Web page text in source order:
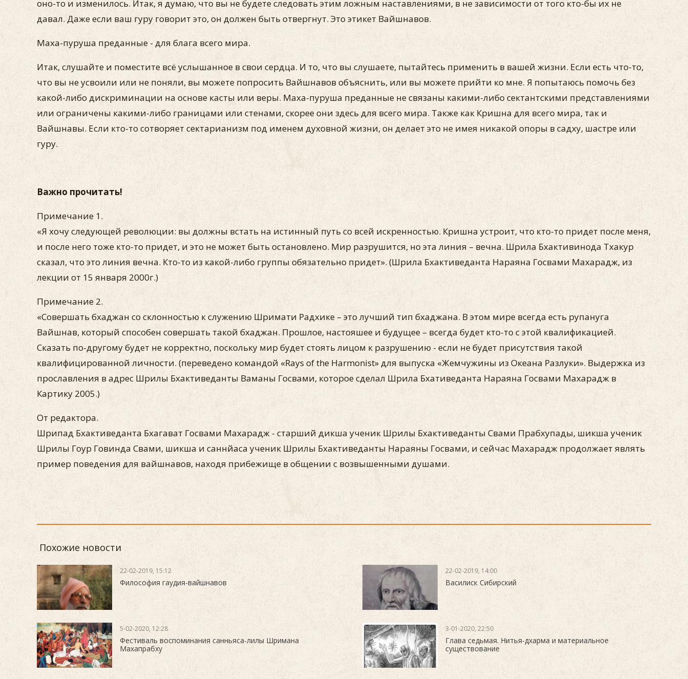
оно-то и изменилось. Итак, я думаю, что вы не будете следовать этим ложным наставлениями, в не зависимости от того кто-бы их не
давал. Даже если ваш гуру говорит это, он должен быть отвергнут. Это этикет Вайшнавов.
Маха-пуруша преданные - для блага всего мира.
Итак, слушайте и поместите всё услышанное в свои сердца. И то, что вы слушаете, пытайтесь применить в вашей жизни. Если есть что-то,
что вы не усвоили или не поняли, вы можете попросить Вайшнавов объяснить, или вы можете прийти ко мне. Я попытаюсь помочь без
какой-либо дискриминации на основе касты или веры. Маха-пуруша преданные не связаны какими-либо сектантскими представлениями
или ограничены какими-либо границами или стенами, скорее они здесь для всего мира. Также как Кришна для всего мира, так и
Вайшнавы. Если кто-то сотворяет сектарианизм под именем духовной жизни, он делает это не имея никакой опоры в садху, шастре или
гуру.
Важно прочитать!
Примечание 1.
«Я хочу следующей революции: вы должны встать на истинный путь со всей искренностью. Кришна устроит, что кто-то придет после меня,
и после него тоже кто-то придет, и это не может быть остановлено. Мир разрушится, но эта линия – вечна. Шрила Бхактивинода Тхакур
сказал, что это линия вечна. Кто-то из какой-либо группы обязательно придет». (Шрила Бхактиведанта Нараяна Госвами Махарадж, из
лекции от 15 января 2000г.)
Примечание 2.
«Совершать бхаджан со склонностью к служению Шримати Радхике – это лучший тип бхаджана. В этом мире всегда есть рупануга
Вайшнав, который способен совершать такой бхаджан. Прошлое, настояшее и будущее – всегда будет кто-то с этой квалификацией.
Сказать по-другому будет не корректно, поскольку мир будет стоять лицом к разрушению - если не будет присутствия такой
квалифицированной личности. (переведено командой «Rays of the Harmonist» для выпуска «Жемчужины из Океана Разлуки». Выдержка из
прославления в адрес Шрилы Бхактиведанты Ваманы Госвами, которое сделал Шрила Бхативеданта Нараяна Госвами Махарадж в
Картику 2005.)
От редактора.
Шрипад Бхактиведанта Бхагават Госвами Махарадж - старший дикша ученик Шрилы Бхактиведанты Свами Прабхупады, шикша ученик
Шрилы Гоур Говинда Свами, шикша и саннйаса ученик Шрилы Бхактиведанты Нараяны Госвами, и сейчас Махарадж продолжает являть
пример поведения для вайшнавов, находя прибежище в общении с возвышенными душами.
Похожие новости
22-02-2019, 15:12
Философия гаудия-вайшнавов
22-02-2019, 14:00
Василиск Сибирский
5-02-2020, 12:28
Фестиваль воспоминания санньяса-лилы Шримана
Махапрабху
3-01-2020, 22:50
Глава седьмая. Нитья-дхарма и материальное
существование